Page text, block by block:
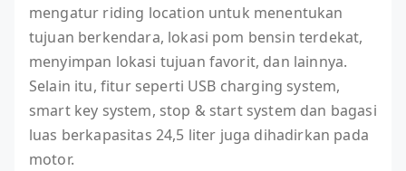
mengatur riding location untuk menentukan
tujuan berkendara, lokasi pom bensin terdekat,
menyimpan lokasi tujuan favorit, dan lainnya.
Selain itu, fitur seperti USB charging system,
smart key system, stop & start system dan bagasi
luas berkapasitas 24,5 liter juga dihadirkan pada
motor.